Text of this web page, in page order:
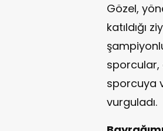
Gözel,
katıldığı
sporcular,
sporcuya
vurguladı.